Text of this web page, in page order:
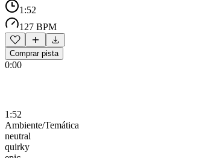
1:52
127 BPM
Comprar pista
0:00
1:52
Ambiente/Temática
neutral
quirky